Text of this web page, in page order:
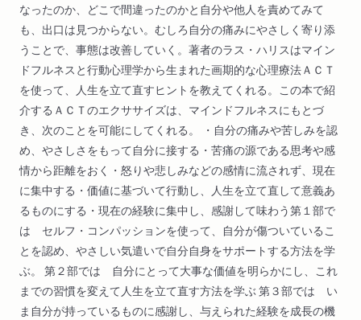
なったのか、どこで間違ったのかと自分や他人を責めてみて
も、出口は見つからない。むしろ自分の痛みにやさしく寄り添
うことで、事態は改善していく。著者のラス・ハリスはマイン
ドフルネスと行動心理学から生まれた画期的な心理療法ＡＣＴ
を使って、人生を立て直すヒントを教えてくれる。この本で紹
介するＡＣＴのエクササイズは、マインドフルネスにもとづ
き、次のことを可能にしてくれる。 ・自分の痛みや苦しみを認
め、やさしさをもって自分に接する・苦痛の源である思考や感
情から距離をおく・怒りや悲しみなどの感情に流されず、現在
に集中する・価値に基づいて行動し、人生を立て直して意義あ
るものにする・現在の経験に集中し、感謝して味わう第１部で
は セルフ・コンパッションを使って、自分が傷ついているこ
とを認め、やさしい気遣いで自分自身をサポートする方法を学
ぶ。 第２部では 自分にとって大事な価値を明らかにし、これ
までの習慣を変えて人生を立て直す方法を学ぶ 第３部では い
ま自分が持っているものに感謝し、与えられた経験を成長の機